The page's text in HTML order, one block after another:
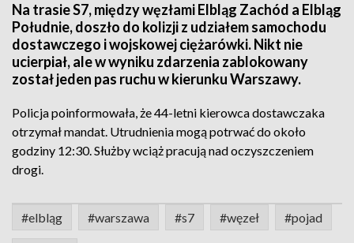
Na trasie S7, między węzłami Elbląg Zachód a Elbląg
Południe, doszło do kolizji z udziałem samochodu
dostawczego i wojskowej ciężarówki. Nikt nie
ucierpiał, ale w wyniku zdarzenia zablokowany
został jeden pas ruchu w kierunku Warszawy.
Policja poinformowała, że 44-letni kierowca dostawczaka
otrzymał mandat. Utrudnienia mogą potrwać do około
godziny 12:30. Służby wciąż pracują nad oczyszczeniem
drogi.
#elbląg #warszawa #s7 #węzeł #pojad